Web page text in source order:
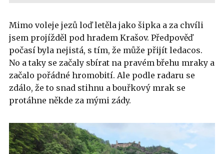
Mimo voleje jezů loď letěla jako šipka a za chvíli
jsem projížděl pod hradem Krašov. Předpověď
počasí byla nejistá, s tím, že může přijít ledacos.
No a taky se začaly sbírat na pravém břehu mraky a
začalo pořádné hromobití. Ale podle radaru se
zdálo, že to snad stihnu a bouřkový mrak se
protáhne někde za mými zády.